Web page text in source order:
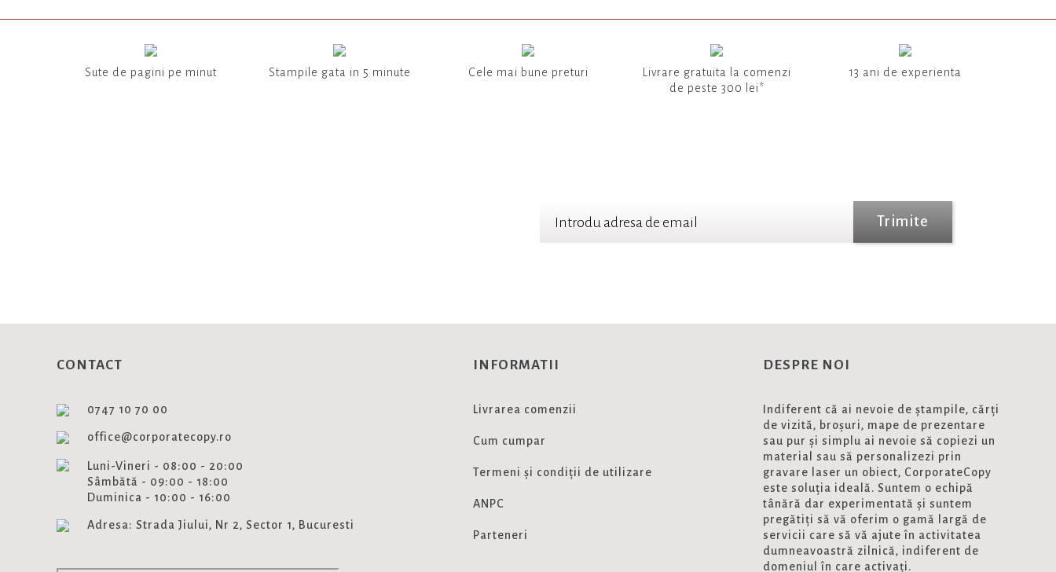
Sute de pagini pe minut Stampile gata in 5 minute Cele mai bune preturi
Livrare gratuita la comenzi
de peste 300 lei*
13 ani de experienta
Trimite
CONTACT
0747 10 70 00
office@corporatecopy.ro
Luni-Vineri - 08:00 - 20:00
Sâmbătă - 09:00 - 18:00
Duminica - 10:00 - 16:00
Adresa: Strada Jiului, Nr 2, Sector 1, Bucuresti
INFORMATII
Livrarea comenzii
Cum cumpar
Termeni și condiții de utilizare
ANPC
Parteneri
DESPRE NOI
Indiferent că ai nevoie de ștampile, cărți
de vizită, broșuri, mape de prezentare
sau pur și simplu ai nevoie să copiezi un
material sau să personalizezi prin
gravare laser un obiect, CorporateCopy
este soluția ideală. Suntem o echipă
tânără dar experimentată și suntem
pregătiți să vă oferim o gamă largă de
servicii care să vă ajute în activitatea
dumneavoastră zilnică, indiferent de
domeniul în care activați.